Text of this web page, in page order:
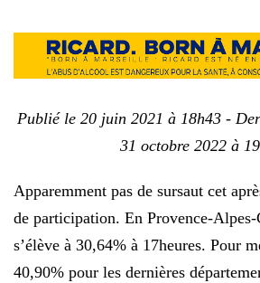
Publié le 20 juin 2021 à 18h43 -
31 octobre 2022 à
Apparemment pas de sursaut cet
de participation. En Provence-Alpes-
s’élève à 30,64% à 17heures. Pour
40,90% pour les dernières